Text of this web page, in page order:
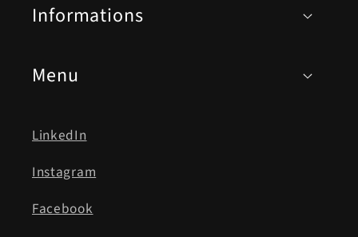
Informations
Menu
LinkedIn
Instagram
Facebook